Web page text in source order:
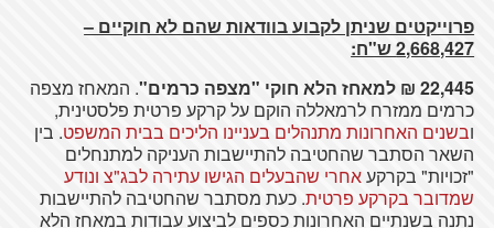
פרוייקטים שניתן לקבוע בוודאות שהם לא חוקיים –
2,668,427 ש"ח:
22,445 ₪ למאחז הלא חוקי "מצפה כרמים"
. המאחז מצפה
כרמים ממזרח לרמאללה הוקם על קרקע פרטית פלסטינית,
ובשנים האחרונות מתנהלים בעניינו הליכים בבית המשפט. בין
השאר הסתבר שהחטיבה להתיישבות העניקה למתנחלים
"זכויות" בקרקעאחרי שהבעלים הגישו עתירה לבג"צ ונודע
שמדובר בקרקע פרטית. כעת מסתבר שהחטיבה להתיישבות
נתנה בשנתיים האחרונות כספים לביצוע עבודות במאחז הלא